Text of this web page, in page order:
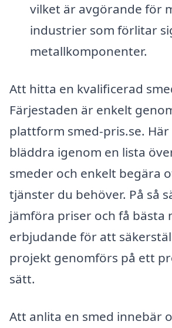
vilket är avgörande för
industrier som förlitar
metallkomponenter.
Att hitta en kvalificerad
Färjestaden är enkelt
plattform smed-pris.se. Här
bläddra igenom en lista
smeder och enkelt begära
tjänster du behöver. På så
jämföra priser och få bästa
erbjudande för att
projekt genomförs på ett
sätt.
Att anlita en smed innebär